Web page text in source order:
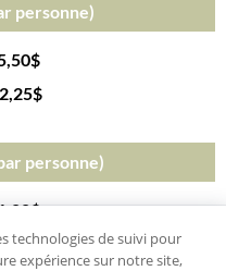
personne)
personne)
technologies de suivi pour
expérience sur notre site,